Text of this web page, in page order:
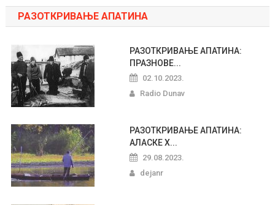
РАЗОТКРИВАЊЕ АПАТИНА
РАЗОТКРИВАЊЕ АПАТИНА:
ПРАЗНОВЕ...
02.10.2023.
Radio Dunav
РАЗОТКРИВАЊЕ АПАТИНА:
АЛАСКЕ Х...
29.08.2023.
dejanr